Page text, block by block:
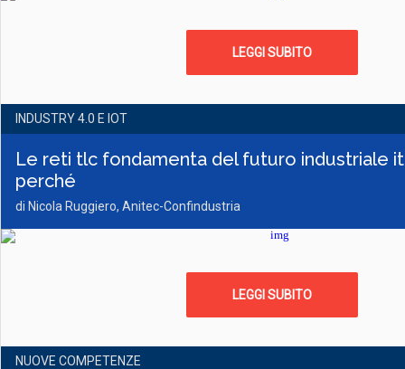
LEGGI SUBITO
INDUSTRY 4.0 E IOT
Le reti tlc fondamenta del futuro industriale
perché
di Nicola Ruggiero, Anitec-Confindustria
LEGGI SUBITO
NUOVE COMPETENZE